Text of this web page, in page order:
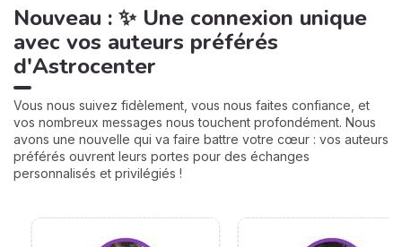
on trouve votre nombre
personnel, puis votre
mission de septembre,
chiffre par chiffre. 🔢
Nouveau : ✨ Une connexion unique
avec vos auteurs préférés
d'Astrocenter
Vous nous suivez fidèlement, vous nous faites confiance, et
vos nombreux messages nous touchent profondément. Nous
avons une nouvelle qui va faire battre votre cœur : vos auteurs
préférés ouvrent leurs portes pour des échanges
personnalisés et privilégiés !